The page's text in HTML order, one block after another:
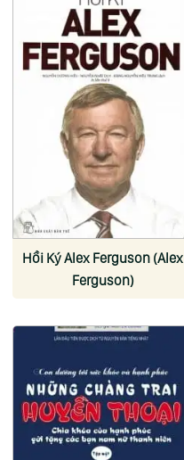
Hồi Ký Alex Ferguson (Alex
Ferguson)